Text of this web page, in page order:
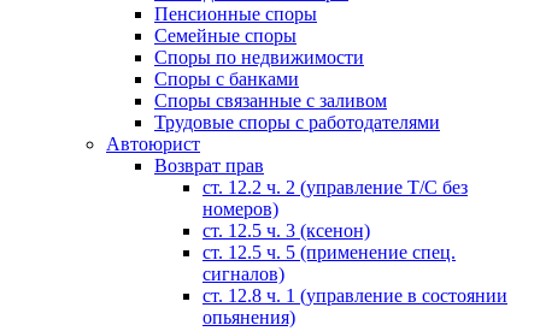
Пенсионные споры
Семейные споры
Cпоры по недвижимости
Споры с банками
Споры связанные с заливом
Трудовые споры с работодателями
Автоюрист
Возврат прав
ст. 12.2 ч. 2 (управление Т/С без
номеров)
ст. 12.5 ч. 3 (ксенон)
ст. 12.5 ч. 5 (применение спец.
сигналов)
cт. 12.8 ч. 1 (управление в состоянии
опьянения)